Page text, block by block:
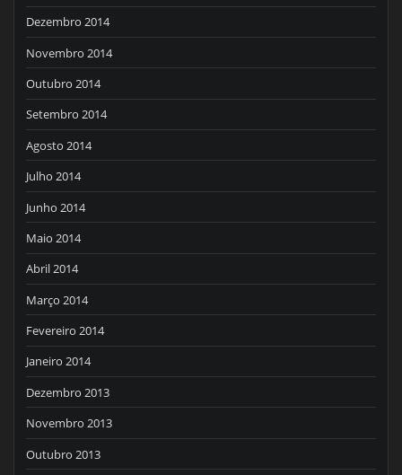
Dezembro 2014
Novembro 2014
Outubro 2014
Setembro 2014
Agosto 2014
Julho 2014
Junho 2014
Maio 2014
Abril 2014
Março 2014
Fevereiro 2014
Janeiro 2014
Dezembro 2013
Novembro 2013
Outubro 2013